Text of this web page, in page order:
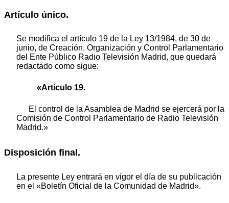
Artículo único.
Se modifica el artículo 19 de la Ley 13/1984, de 30 de
junio, de Creación, Organización y Control Parlamentario
del Ente Público Radio Televisión Madrid, que quedará
redactado como sigue:
«Artículo 19.
El control de la Asamblea de Madrid se ejercerá por la
Comisión de Control Parlamentario de Radio Televisión
Madrid.»
Disposición final.
La presente Ley entrará en vigor el día de su publicación
en el «Boletín Oficial de la Comunidad de Madrid».